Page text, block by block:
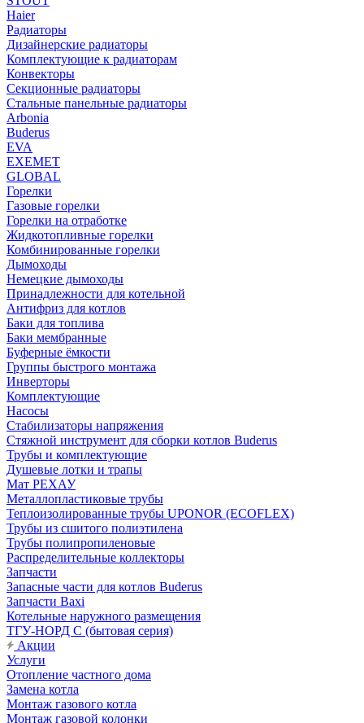
Haier
Радиаторы
Дизайнерские радиаторы
Комплектующие к радиаторам
Конвекторы
Секционные радиаторы
Стальные панельные радиаторы
Arbonia
Buderus
EVA
EXEMET
GLOBAL
Горелки
Газовые горелки
Горелки на отработке
Жидкотопливные горелки
Комбинированные горелки
Дымоходы
Немецкие дымоходы
Принадлежности для котельной
Антифриз для котлов
Баки для топлива
Баки мембранные
Буферные ёмкости
Группы быстрого монтажа
Инверторы
Комплектующие
Насосы
Стабилизаторы напряжения
Стяжной инструмент для сборки котлов Buderus
Трубы и комплектующие
Душевые лотки и трапы
Мат РЕХАУ
Металлопластиковые трубы
Теплоизолированные трубы UPONOR (ECOFLEX)
Трубы из сшитого полиэтилена
Трубы полипропиленовые
Распределительные коллекторы
Запчасти
Запасные части для котлов Buderus
Запчасти Baxi
Котельные наружного размещения
ТГУ-НОРД С (бытовая серия)
Акции
Услуги
Отопление частного дома
Замена котла
Монтаж газового котла
Монтаж газовой колонки